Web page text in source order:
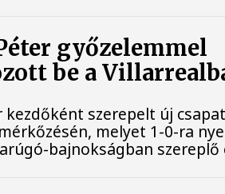
győzelemmel
be a
kezdőként szerepelt új
melyet 1-0-ra
bajnokságban